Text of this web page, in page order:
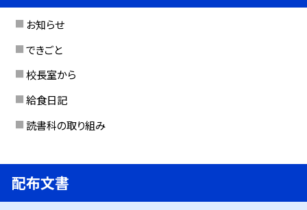
お知らせ
できごと
校長室から
給食日記
読書科の取り組み
配布文書